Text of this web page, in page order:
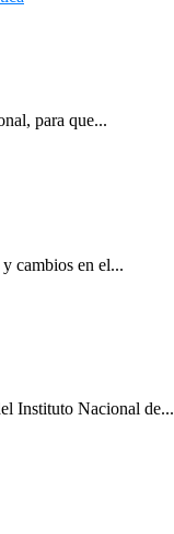
para que...
cambios en el...
Instituto Nacional de...